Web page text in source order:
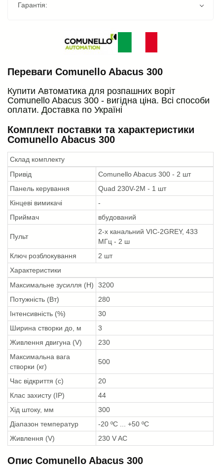
Гарантія:
Переваги Comunello Abacus 300
Купити Автоматика для розпашних воріт
Comunello Abacus 300 - вигідна ціна. Всі способи
оплати. Доставка по Україні
Комплект поставки та характеристики
Comunello Abacus 300
Склад комплекту
Привід
Comunello Abacus 300 - 2 шт
Панель керування
Quad 230V-2M - 1 шт
Кінцеві вимикачі
-
Приймач
вбудований
Пульт
2-х канальний VIC-2GREY, 433
МГц - 2 ш
Ключ розблокування
2 шт
Характеристики
Максимальне зусилля (Н)
3200
Потужність (Вт)
280
Інтенсивність (%)
30
Ширина створки до, м
3
Живлення двигуна (V)
230
Максимальна вага
створки (кг)
500
Час відкриття (с)
20
Клас захисту (IP)
44
Хід штоку, мм
300
Діапазон температур
-20 ºС ... +50 ºС
Живлення (V)
230 V AC
Опис Comunello Abacus 300